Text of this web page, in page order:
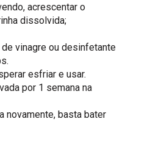
acrescentar o
dissolvida;
vinagre ou desinfetante
esfriar e usar.
por 1 semana na
novamente, basta bater